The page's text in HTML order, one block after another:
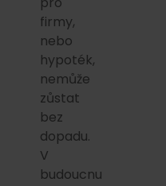
firmy,
nebo
hypoték,
nemůže
zůstat
bez
dopadu.
V
budoucnu